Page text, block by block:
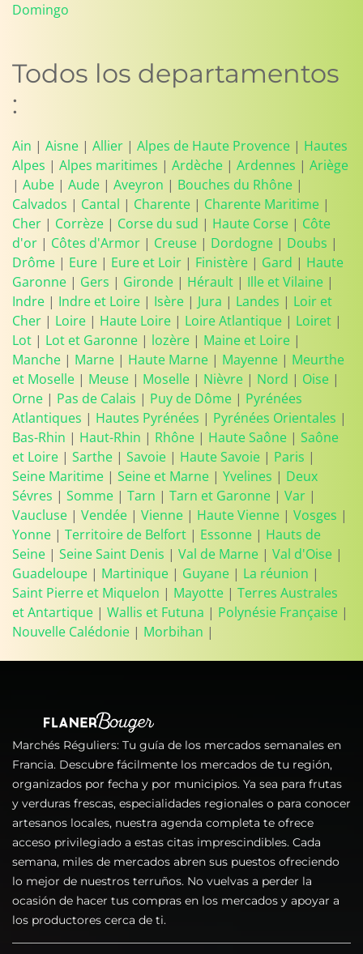
Domingo
Todos los departamentos
:
Ain | Aisne | Allier | Alpes de Haute Provence | Hautes
Alpes | Alpes maritimes | Ardèche | Ardennes | Ariège
| Aube | Aude | Aveyron | Bouches du Rhône |
Calvados | Cantal | Charente | Charente Maritime |
Cher | Corrèze | Corse du sud | Haute Corse | Côte
d'or | Côtes d'Armor | Creuse | Dordogne | Doubs |
Drôme | Eure | Eure et Loir | Finistère | Gard | Haute
Garonne | Gers | Gironde | Hérault | Ille et Vilaine |
Indre | Indre et Loire | Isère | Jura | Landes | Loir et
Cher | Loire | Haute Loire | Loire Atlantique | Loiret |
Lot | Lot et Garonne | lozère | Maine et Loire |
Manche | Marne | Haute Marne | Mayenne | Meurthe
et Moselle | Meuse | Moselle | Nièvre | Nord | Oise |
Orne | Pas de Calais | Puy de Dôme | Pyrénées
Atlantiques | Hautes Pyrénées | Pyrénées Orientales |
Bas-Rhin | Haut-Rhin | Rhône | Haute Saône | Saône
et Loire | Sarthe | Savoie | Haute Savoie | Paris |
Seine Maritime | Seine et Marne | Yvelines | Deux
Sévres | Somme | Tarn | Tarn et Garonne | Var |
Vaucluse | Vendée | Vienne | Haute Vienne | Vosges |
Yonne | Territoire de Belfort | Essonne | Hauts de
Seine | Seine Saint Denis | Val de Marne | Val d'Oise |
Guadeloupe | Martinique | Guyane | La réunion |
Saint Pierre et Miquelon | Mayotte | Terres Australes
et Antartique | Wallis et Futuna | Polynésie Française |
Nouvelle Calédonie | Morbihan |
Marchés Réguliers: Tu guía de los mercados semanales en
Francia. Descubre fácilmente los mercados de tu región,
organizados por fecha y por municipios. Ya sea para frutas
y verduras frescas, especialidades regionales o para conocer
artesanos locales, nuestra agenda completa te ofrece
acceso privilegiado a estas citas imprescindibles. Cada
semana, miles de mercados abren sus puestos ofreciendo
lo mejor de nuestros terruños. No vuelvas a perder la
ocasión de hacer tus compras en los mercados y apoyar a
los productores cerca de ti.